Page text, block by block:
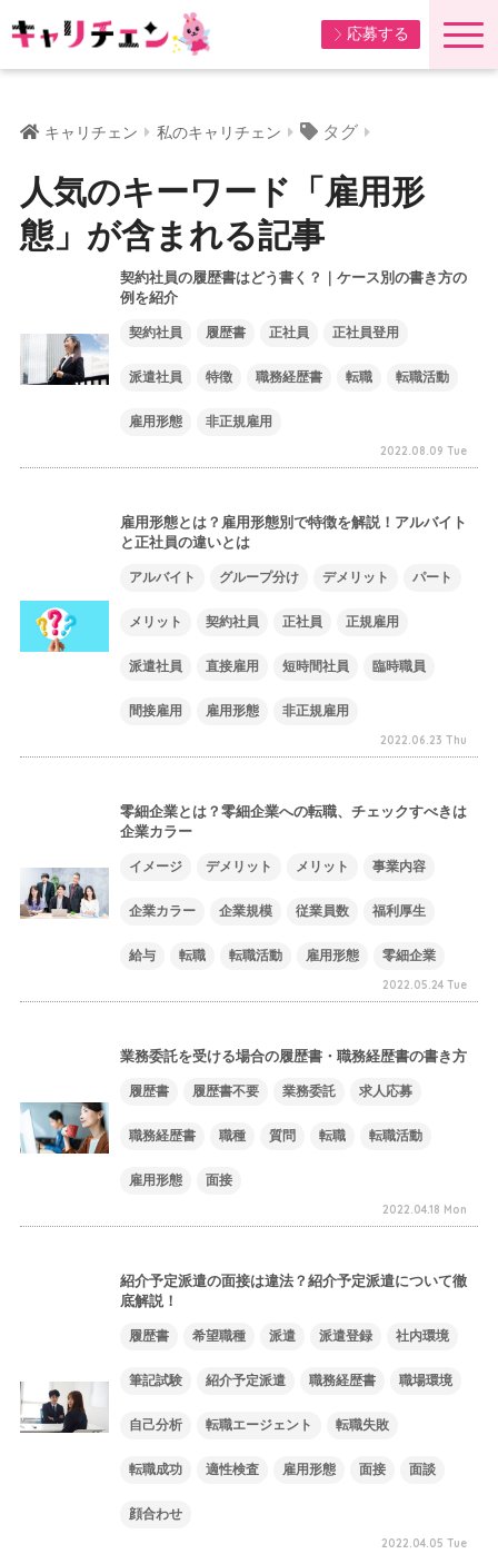
応募する
キャリチェン 私のキャリチェン タグ
人気のキーワード「雇用形
態」が含まれる記事
契約社員の履歴書はどう書く？｜ケース別の書き方の
例を紹介
契約社員 履歴書 正社員 正社員登用
派遣社員 特徴 職務経歴書 転職 転職活動
雇用形態 非正規雇用
2022.08.09 Tue
雇用形態とは？雇用形態別で特徴を解説！アルバイト
と正社員の違いとは
アルバイト グループ分け デメリット パート
メリット 契約社員 正社員 正規雇用
派遣社員 直接雇用 短時間社員 臨時職員
間接雇用 雇用形態 非正規雇用
2022.06.23 Thu
零細企業とは？零細企業への転職、チェックすべきは
企業カラー
イメージ デメリット メリット 事業内容
企業カラー 企業規模 従業員数 福利厚生
給与 転職 転職活動 雇用形態 零細企業
2022.05.24 Tue
業務委託を受ける場合の履歴書・職務経歴書の書き方
履歴書 履歴書不要 業務委託 求人応募
職務経歴書 職種 質問 転職 転職活動
雇用形態 面接
2022.04.18 Mon
紹介予定派遣の面接は違法？紹介予定派遣について徹
底解説！
履歴書 希望職種 派遣 派遣登録 社内環境
筆記試験 紹介予定派遣 職務経歴書 職場環境
自己分析 転職エージェント 転職失敗
転職成功 適性検査 雇用形態 面接 面談
顔合わせ
2022.04.05 Tue